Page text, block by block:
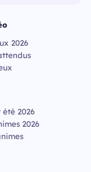
2026
été 2026
2026